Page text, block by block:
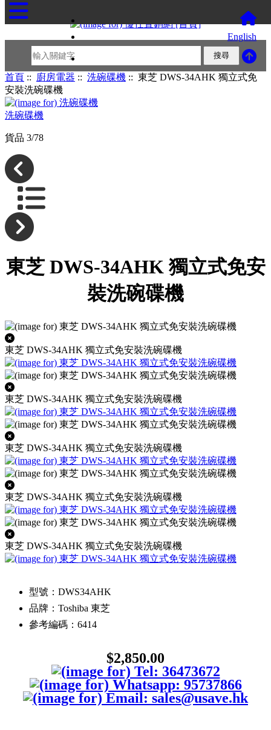
English
首頁 :: 廚房電器 :: 洗碗碟機 :: 東芝 DWS-34AHK 獨立式免
安裝洗碗碟機
洗碗碟機
貨品 3/78
東芝 DWS-34AHK 獨立式免安
裝洗碗碟機
東芝 DWS-34AHK 獨立式免安裝洗碗碟機
東芝 DWS-34AHK 獨立式免安裝洗碗碟機
東芝 DWS-34AHK 獨立式免安裝洗碗碟機
東芝 DWS-34AHK 獨立式免安裝洗碗碟機
東芝 DWS-34AHK 獨立式免安裝洗碗碟機
型號：DWS34AHK
品牌：Toshiba 東芝
參考編碼：6414
$2,850.00